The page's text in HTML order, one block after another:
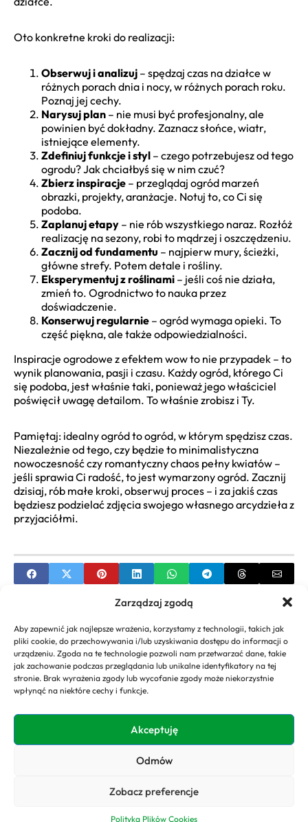
Zarządzaj zgodą
Aby zapewnić jak najlepsze wrażenia, korzystamy z technologii, takich jak
pliki cookie, do przechowywania i/lub uzyskiwania dostępu do informacji o
urządzeniu. Zgoda na te technologie pozwoli nam przetwarzać dane, takie
jak zachowanie podczas przeglądania lub unikalne identyfikatory na tej
stronie. Brak wyrażenia zgody lub wycofanie zgody może niekorzystnie
wpłynąć na niektóre cechy i funkcje.
Akceptuję
Odmów
Zobacz preferencje
Polityka Plików Cookies
Oto konkretne kroki do realizacji:
Obserwuj i analizuj – spędzaj czas na działce w
różnych porach dnia i nocy, w różnych porach roku.
Poznaj jej cechy.
Narysuj plan – nie musi być profesjonalny, ale
powinien być dokładny. Zaznacz słońce, wiatr,
istniejące elementy.
Zdefiniuj funkcje i styl – czego potrzebujesz od tego
ogrodu? Jak chciałbyś się w nim czuć?
Zbierz inspiracje – przeglądaj ogród marzeń
obrazki, projekty, aranżacje. Notuj to, co Ci się
podoba.
Zaplanuj etapy – nie rób wszystkiego naraz. Rozłóż
realizację na sezony, robi to mądrzej i oszczędzeniu.
Zacznij od fundamentu – najpierw mury, ścieżki,
główne strefy. Potem detale i rośliny.
Eksperymentuj z roślinami – jeśli coś nie działa,
zmień to. Ogrodnictwo to nauka przez
doświadczenie.
Konserwuj regularnie – ogród wymaga opieki. To
część piękna, ale także odpowiedzialności.
Inspiracje ogrodowe z efektem wow to nie przypadek – to
wynik planowania, pasji i czasu. Każdy ogród, którego Ci
się podoba, jest właśnie taki, ponieważ jego właściciel
poświęcił uwagę detailom. To właśnie zrobisz i Ty.
Pamiętaj: idealny ogród to ogród, w którym spędzisz czas.
Niezależnie od tego, czy będzie to minimalistyczna
nowoczesność czy romantyczny chaos pełny kwiatów –
jeśli sprawia Ci radość, to jest wymarzony ogród. Zacznij
dzisiaj, rób małe kroki, obserwuj proces – i za jakiś czas
będziesz podzielać zdjęcia swojego własnego arcydzieła z
przyjaciółmi.
Wyprzedaż ogrodu w OBI: Najlepsze oferty i
porady zakupowe
NEXT
Czy wykończenie pod klucz to dobra opcja?
Copyright 2026. All rights
Prywatności